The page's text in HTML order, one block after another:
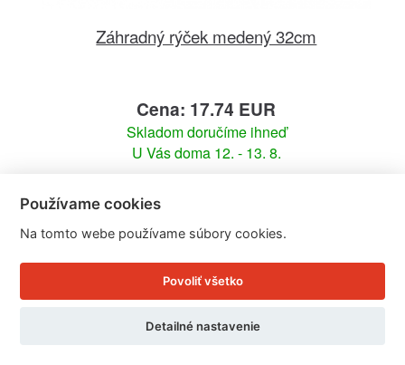
Záhradný rýček medený 32cm
Cena: 17.74 EUR
Skladom doručíme ihneď
U Vás doma 12. - 13. 8.
Detail produktu
Používame cookies
Na tomto webe používame súbory cookies.
Povoliť všetko
Detailné nastavenie